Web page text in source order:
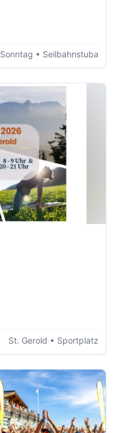
Sonntag • Seilbahnstuba
St. Gerold • Sportplatz